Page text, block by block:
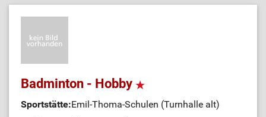
Badminton - Hobby
Sportstätte:Emil-Thoma-Schulen (Turnhalle alt)